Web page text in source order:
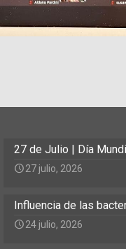
27 de Julio | Día
27 julio, 2026
Influencia de las
24 julio, 2026